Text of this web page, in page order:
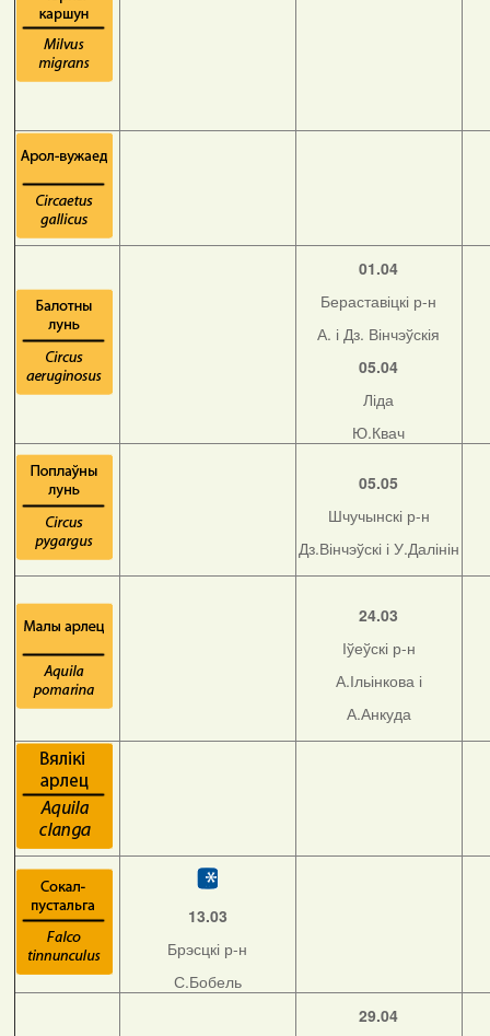
01.04
Бераставіцкі р-н
А. і Дз. Вінчэўскія
05.04
Ліда
Ю.Квач
05.05
Шчучынскі р-н
Дз.Вінчэўскі і У.Далінін
24.03
Іўеўскі р-н
А.Ільінкова і
А.Анкуда
13.03
Брэсцкі р-н
С.Бобель
29.04